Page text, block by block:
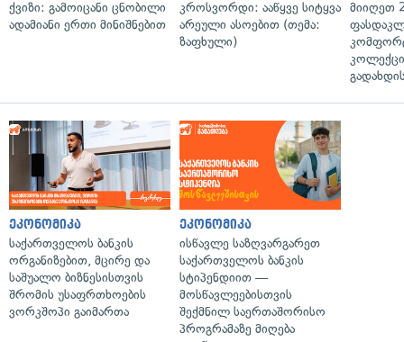
ქვიზი: გამოიცანი ცნობილი
ადამიანი ერთი მინიშნებით
კროსვორდი: ააწყვე სიტყვა
არეული ასოებით (თემა:
ზაფხული)
მიიღეთ
ეკონომიკა
საქართველოს ბანკის
ორგანიზებით, მცირე და
საშუალო ბიზნესისთვის
შრომის უსაფრთხოების
ვორკშოპი გაიმართა
ეკონომიკა
ისწავლე საზღვარგარეთ
საქართველოს ბანკის
სტიპენდიით —
მოსწავლეებისთვის
შექმნილ საერთაშორისო
პროგრამაზე მიღება